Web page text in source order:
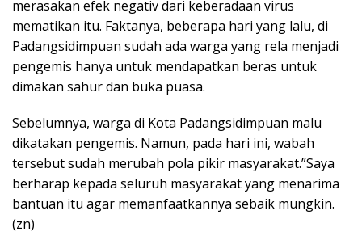
merasakan efek negativ dari keberadaan virus
mematikan itu. Faktanya, beberapa hari yang lalu, di
Padangsidimpuan sudah ada warga yang rela menjadi
pengemis hanya untuk mendapatkan beras untuk
dimakan sahur dan buka puasa.
Sebelumnya, warga di Kota Padangsidimpuan malu
dikatakan pengemis. Namun, pada hari ini, wabah
tersebut sudah merubah pola pikir masyarakat.”Saya
berharap kepada seluruh masyarakat yang menarima
bantuan itu agar memanfaatkannya sebaik mungkin.
(zn)